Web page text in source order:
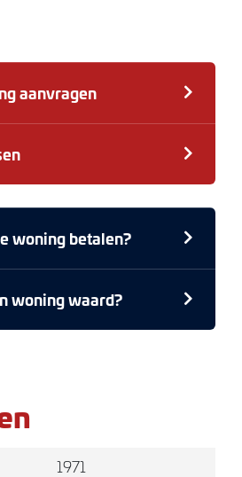
voorportaal. Vervolgens
voorzien van mooie
en voldoende ruimte voor de
vanuit de hal de slaapkamer
wastafel en ruime
is voorzien van een
Dit geldt tevens voor de
aanvragen
woning betalen?
woning waard?
1971